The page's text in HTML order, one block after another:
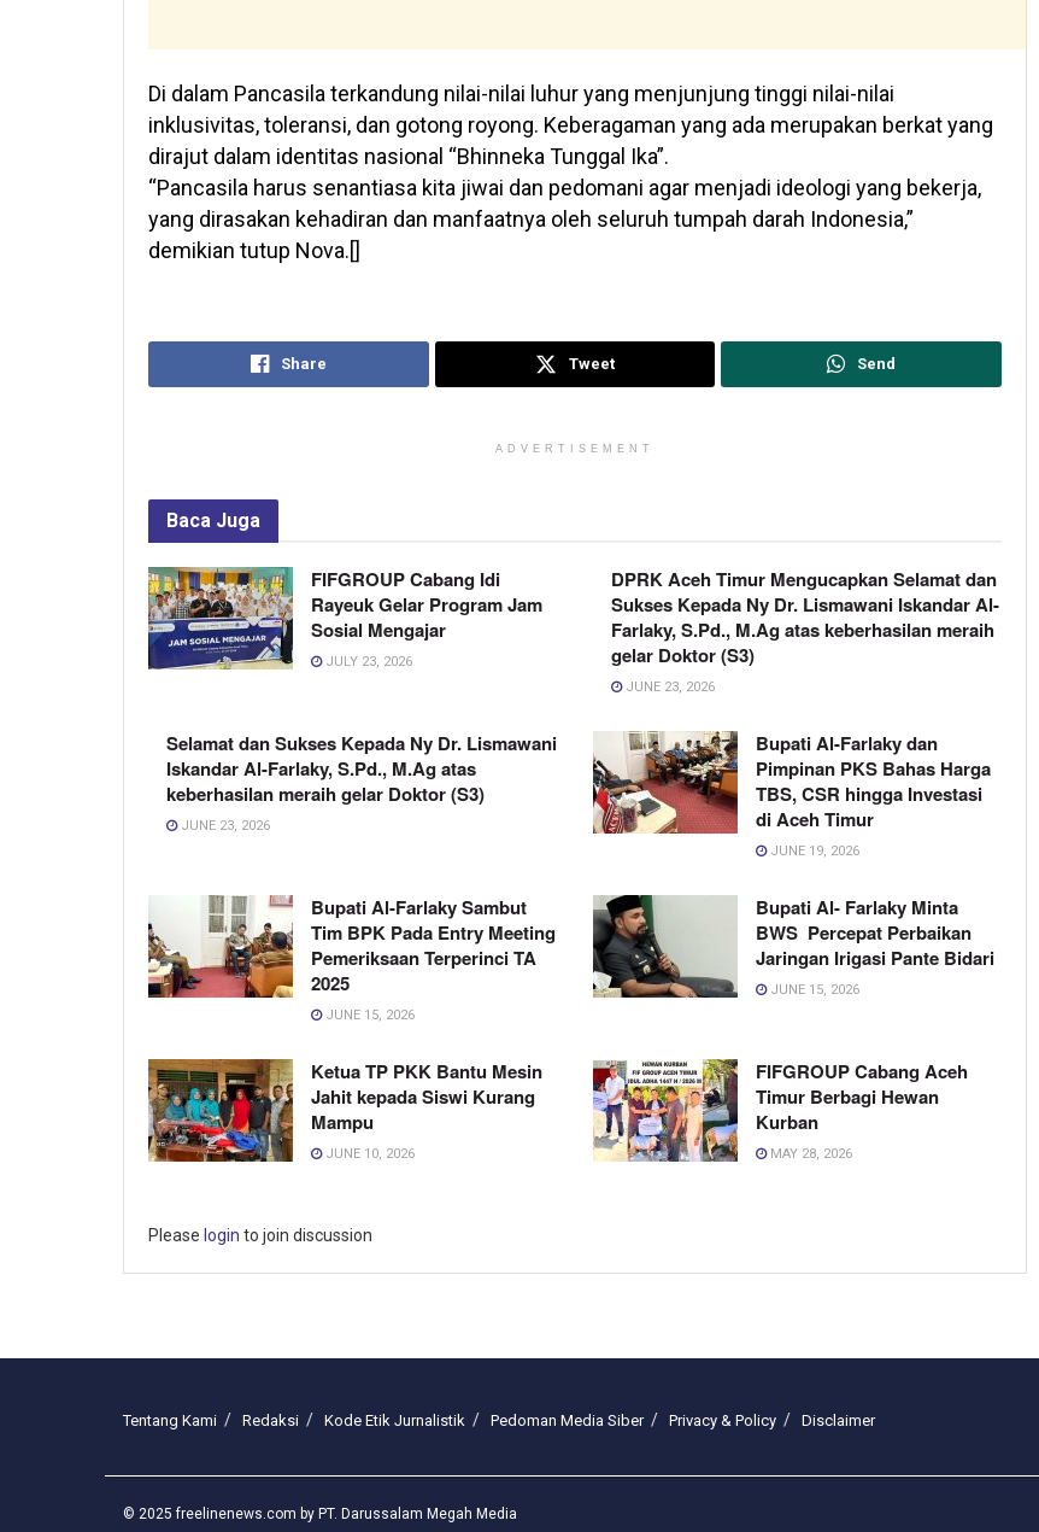
Di dalam Pancasila terkandung nilai-nilai luhur yang menjunjung tinggi nilai-nilai
inklusivitas, toleransi, dan gotong royong. Keberagaman yang ada merupakan berkat yang
dirajut dalam identitas nasional “Bhinneka Tunggal Ika”.
“Pancasila harus senantiasa kita jiwai dan pedomani agar menjadi ideologi yang bekerja,
yang dirasakan kehadiran dan manfaatnya oleh seluruh tumpah darah Indonesia,”
demikian tutup Nova.[]
Share Tweet Send
ADVERTISEMENT
Baca Juga
FIFGROUP Cabang Idi
Rayeuk Gelar Program Jam
Sosial Mengajar
JULY 23, 2026
DPRK Aceh Timur Mengucapkan Selamat dan
Sukses Kepada Ny Dr. Lismawani Iskandar Al-
Farlaky, S.Pd., M.Ag atas keberhasilan meraih
gelar Doktor (S3)
JUNE 23, 2026
Selamat dan Sukses Kepada Ny Dr. Lismawani
Iskandar Al-Farlaky, S.Pd., M.Ag atas
keberhasilan meraih gelar Doktor (S3)
JUNE 23, 2026
Bupati Al-Farlaky dan
Pimpinan PKS Bahas Harga
TBS, CSR hingga Investasi
di Aceh Timur
JUNE 19, 2026
Bupati Al-Farlaky Sambut
Tim BPK Pada Entry Meeting
Pemeriksaan Terperinci TA
2025
JUNE 15, 2026
Bupati Al- Farlaky Minta
BWS Percepat Perbaikan
Jaringan Irigasi Pante Bidari
JUNE 15, 2026
Ketua TP PKK Bantu Mesin
Jahit kepada Siswi Kurang
Mampu
JUNE 10, 2026
FIFGROUP Cabang Aceh
Timur Berbagi Hewan
Kurban
MAY 28, 2026
Please login to join discussion
Tentang Kami Redaksi Kode Etik Jurnalistik Pedoman Media Siber Privacy & Policy Disclaimer
© 2025 freelinenews.com by PT. Darussalam Megah Media